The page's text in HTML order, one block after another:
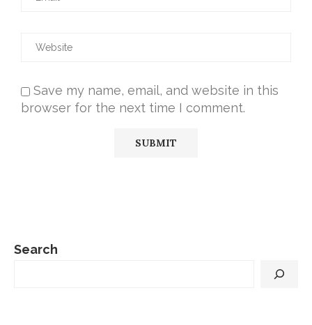
Save my name, email, and website in this
browser for the next time I comment.
Search